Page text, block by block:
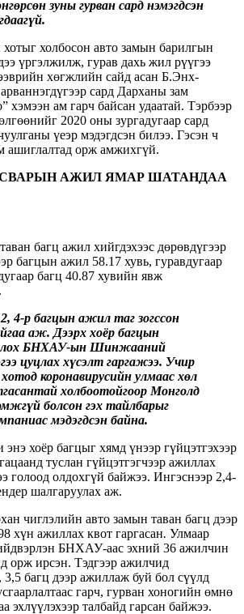
зуны гурван сард нэмэгдсэн
хотыг холбосон авто замын барилгын
үргэлжилж, гурав дахь жил рүүгээ
хөгжлийн сайд асан Б.Энх-
сард Дарханы зам
хэмээн ам гарч байсан удаатай. Тэрбээр
2020 оны зургадугаар сард
үеэр мэдэгдсэн билээ. Гэсэн ч
ашиглалтад орж амжихгүй.
АЖИЛ ЯМАР ШАТАНДАА
багц ажил хийгдэхээс дөрөвдүгээр
багцын ажил 58.17 хувь, гуравдугаар
багц 40.87 хувийн явж
4-р багцын ажил таг зогссон
аж. Дээрх хоёр багцын
БНХАУ-ын Шинжааний
цуцлах хүсэлт гаргажээ. Учир
коронавирусийн улмаас хөл
холбоотойгоор Монголд
болсон гэх тайлбарыг
мэдэгдсэн байна.
хоёр багцыг хямд үнээр гүйцэтгэхээр
туслан гүйцэтгэгчээр ажиллах
голоод олдохгүй байжээ. Ингэснээр 2,4-
шалгаруулах аж.
чиглэлийн авто замын таван багц дээр
хүн ажиллах квот гаргасан. Улмаар
БНХАУ-аас эхний 36 ажилчин
орж ирсэн. Тэдгээр ажилчид
3,5 багц дээр ажиллаж буй бол сүүлд
гарч, гурван хоногийн өмнө
эхлүүлэхээр талбайд гарсан байжээ.